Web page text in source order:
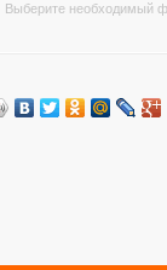
Выберите необходимый